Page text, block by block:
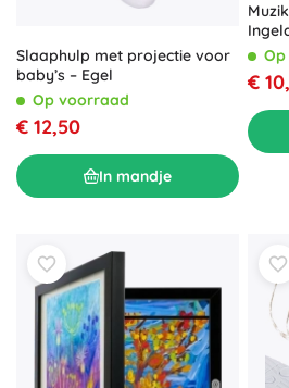
Slaaphulp met projectie voor
baby’s – Egel
Op voorraad
€ 12,50
In mandje
€